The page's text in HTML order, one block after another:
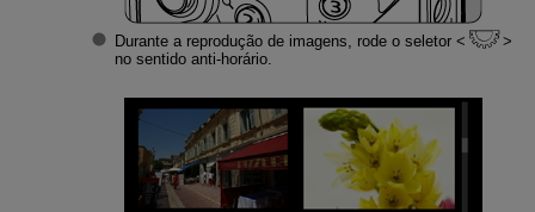
Durante a reprodução de imagens, rode o seletor
no sentido anti-horário.